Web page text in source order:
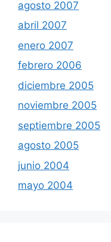
agosto 2007
abril 2007
enero 2007
febrero 2006
diciembre 2005
noviembre 2005
septiembre 2005
agosto 2005
junio 2004
mayo 2004